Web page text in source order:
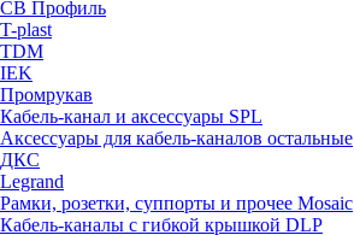
СВ Профиль
T-plast
TDM
IEK
Промрукав
Кабель-канал и аксессуары SPL
Аксессуары для кабель-каналов остальные
ДКС
Legrand
Рамки, розетки, суппорты и прочее Mosaic
Кабель-каналы с гибкой крышкой DLP